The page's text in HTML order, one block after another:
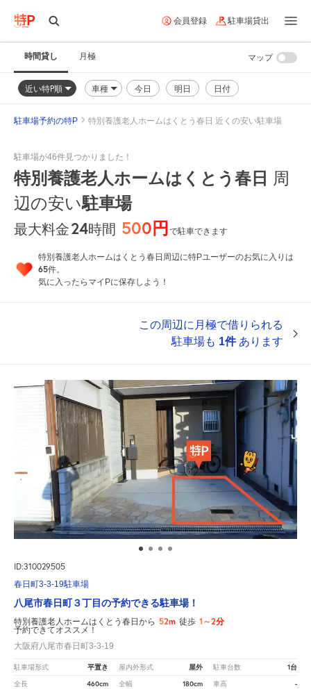
会員登録 駐車場貸出
時間貸し 月極
近い特P順 車種 今日 明日 日付
マップ
駐車場予約の特P 特別養護老人ホームはくとう春日 近くの安い駐車場
駐車場が46件見つかりました！
特別養護老人ホームはくとう春日 周
辺の安い駐車場
最大料金24時間 500円で駐車できます
特別養護老人ホームはくとう春日周辺に特Pユーザーのお気に入りは
65件。
気に入ったらマイPに保存しよう！
この周辺に月極で借りられる
駐車場も 1件あります
ID:310029505
春日町3-3-19駐車場
八尾市春日町３丁目の予約できる駐車場！
特別養護老人ホームはくとう春日から 52m 徒歩 1～2分
予約できてオススメ！
大阪府八尾市春日町3-3-19
駐車場形式 平置き 屋内外形式 屋外 駐車台数 1台
全長 460cm 全幅 180cm 車高 -